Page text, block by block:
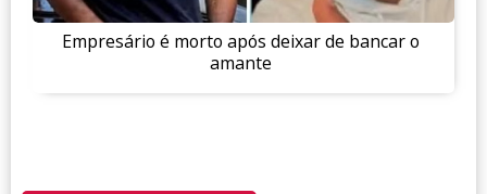
Empresário é morto após deixar de bancar o
amante